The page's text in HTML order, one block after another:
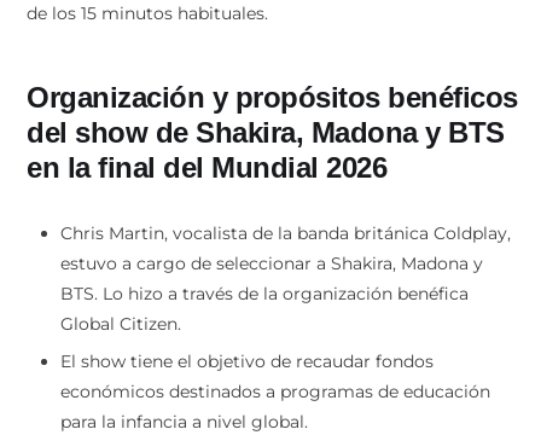
de los 15 minutos habituales.
Organización y propósitos benéficos
del show de Shakira, Madona y BTS
en la final del Mundial 2026
Chris Martin, vocalista de la banda británica Coldplay,
estuvo a cargo de seleccionar a Shakira, Madona y
BTS. Lo hizo a través de la organización benéfica
Global Citizen.
El show tiene el objetivo de recaudar fondos
económicos destinados a programas de educación
para la infancia a nivel global.